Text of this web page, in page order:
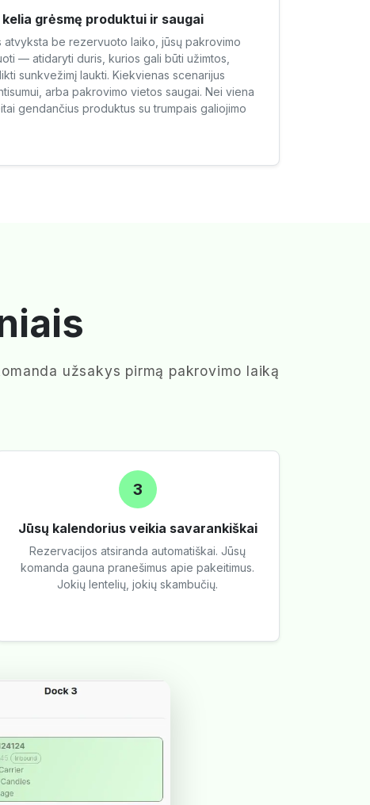
grėsmę produktui ir saugai
atvyksta be rezervuoto laiko, jūsų pakrovimo
— atidaryti duris, kurios gali būti užimtos,
sunkvežimį laukti. Kiekvienas scenarijus
arba pakrovimo vietos saugai. Nei viena
gendančius produktus su trumpais galiojimo
užsakys pirmą pakrovimo laiką
3
Jūsų kalendorius veikia savarankiškai
Rezervacijos atsiranda automatiškai. Jūsų
komanda gauna pranešimus apie pakeitimus.
Jokių lentelių, jokių skambučių.